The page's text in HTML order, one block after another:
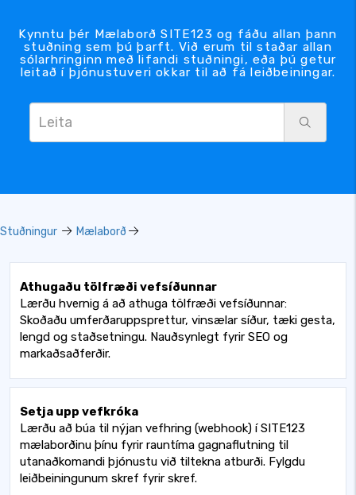
Kynntu þér Mælaborð SITE123 og fáðu allan þann
stuðning sem þú þarft. Við erum til staðar allan
sólarhringinn með lifandi stuðningi, eða þú getur
leitað í þjónustuveri okkar til að fá leiðbeiningar.
Stuðningur Mælaborð
Athugaðu tölfræði vefsíðunnar
Lærðu hvernig á að athuga tölfræði vefsíðunnar:
Skoðaðu umferðaruppsprettur, vinsælar síður, tæki gesta,
lengd og staðsetningu. Nauðsynlegt fyrir SEO og
markaðsaðferðir.
Setja upp vefkróka
Lærðu að búa til nýjan vefhring (webhook) í SITE123
mælaborðinu þínu fyrir rauntíma gagnaflutning til
utanaðkomandi þjónustu við tiltekna atburði. Fylgdu
leiðbeiningunum skref fyrir skref.